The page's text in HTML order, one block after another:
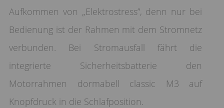
Aufkommen von „Elektrostress”, denn nur bei
Bedienung ist der Rahmen mit dem Stromnetz
verbunden. Bei Stromausfall fährt die
integrierte Sicherheitsbatterie den
Motorrahmen dormabell classic M3 auf
Knopfdruck in die Schlafposition.